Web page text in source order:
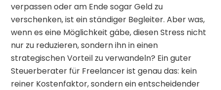
verpassen oder am Ende sogar Geld zu
verschenken, ist ein ständiger Begleiter. Aber was,
wenn es eine Möglichkeit gäbe, diesen Stress nicht
nur zu reduzieren, sondern ihn in einen
strategischen Vorteil zu verwandeln? Ein guter
Steuerberater für Freelancer ist genau das: kein
reiner Kostenfaktor, sondern ein entscheidender